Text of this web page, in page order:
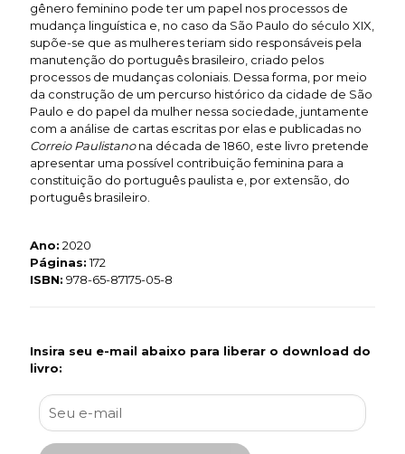
gênero feminino pode ter um papel nos processos de
mudança linguística e, no caso da São Paulo do século XIX,
supõe-se que as mulheres teriam sido responsáveis pela
manutenção do português brasileiro, criado pelos
processos de mudanças coloniais. Dessa forma, por meio
da construção de um percurso histórico da cidade de São
Paulo e do papel da mulher nessa sociedade, juntamente
com a análise de cartas escritas por elas e publicadas no
Correio Paulistanona década de 1860, este livro pretende
apresentar uma possível contribuição feminina para a
constituição do português paulista e, por extensão, do
português brasileiro.
Ano: 2020
Páginas:172
ISBN: 978-65-87175-05-8
Insira seu e-mail abaixo para liberar o download do
livro: